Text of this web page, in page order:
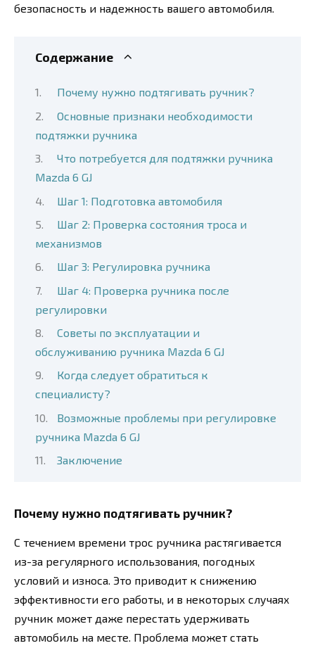
безопасность и надежность вашего автомобиля.
Содержание
Почему нужно подтягивать ручник?
Основные признаки необходимости
подтяжки ручника
Что потребуется для подтяжки ручника
Mazda 6 GJ
Шаг 1: Подготовка автомобиля
Шаг 2: Проверка состояния троса и
механизмов
Шаг 3: Регулировка ручника
Шаг 4: Проверка ручника после
регулировки
Советы по эксплуатации и
обслуживанию ручника Mazda 6 GJ
Когда следует обратиться к
специалисту?
Возможные проблемы при регулировке
ручника Mazda 6 GJ
Заключение
Почему нужно подтягивать ручник?
С течением времени трос ручника растягивается
из-за регулярного использования, погодных
условий и износа. Это приводит к снижению
эффективности его работы, и в некоторых случаях
ручник может даже перестать удерживать
автомобиль на месте. Проблема может стать